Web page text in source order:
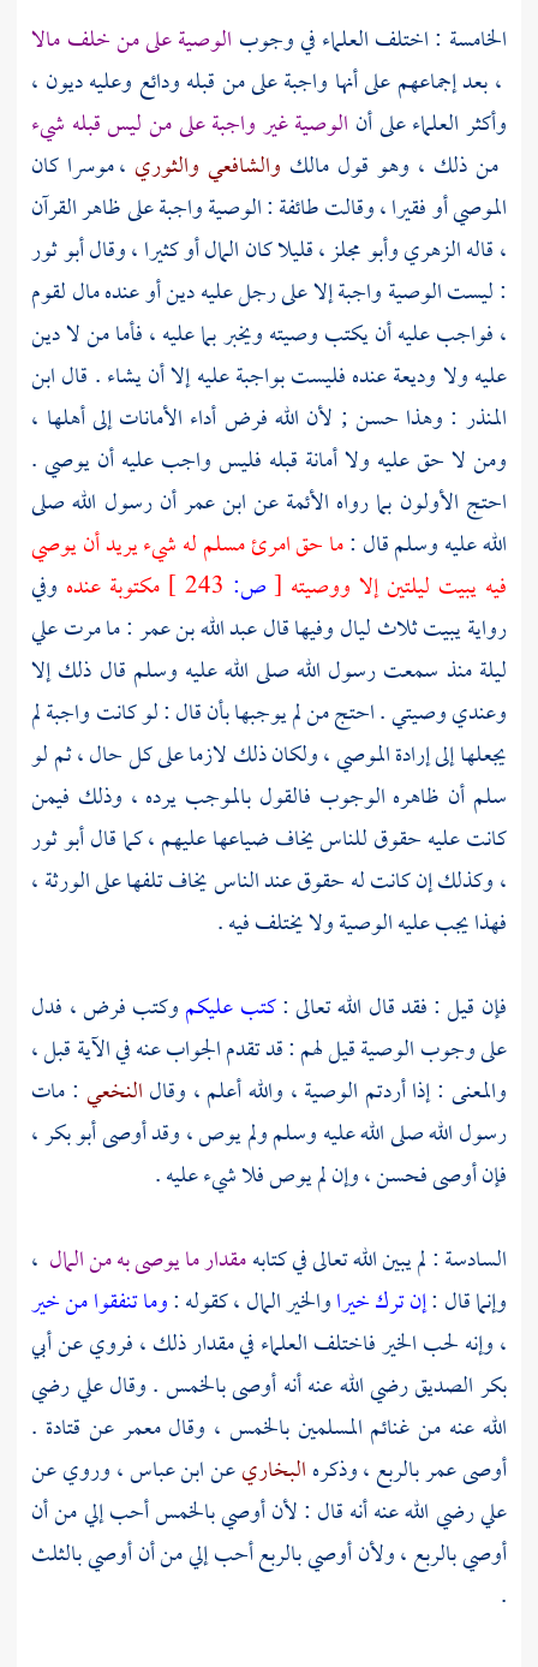
الخامسة : اختلف العلماء في وجوب الوصية على من خلف مالا
، بعد إجماعهم على أنها واجبة على من قبله ودائع وعليه ديون ،
وأكثر العلماء على أن الوصية غير واجبة على من ليس قبله شيء
من ذلك ، وهو قول مالك والشافعي والثوري ، موسرا كان
الموصي أو فقيرا ، وقالت طائفة : الوصية واجبة على ظاهر القرآن
، قالهالزهريوأبو مجلز، قليلا كان المال أو كثيرا ، وقالأبو ثور
: ليست الوصية واجبة إلا على رجل عليه دين أو عنده مال لقوم
، فواجب عليه أن يكتب وصيته ويخبر بما عليه ، فأما من لا دين
عليه ولا وديعة عنده فليست بواجبة عليه إلا أن يشاء . قالابن
المنذر : وهذا حسن ; لأن الله فرض أداء الأمانات إلى أهلها ،
ومن لا حق عليه ولا أمانة قبله فليس واجب عليه أن يوصي .
احتج الأولون بما رواه الأئمة عنابن عمرأن رسول الله صلى
الله عليه وسلم قال :ما حق امرئ مسلم له شيء يريد أن يوصي
فيه يبيت ليلتين إلا ووصيته [ص: مكتوبة عنده وفي
رواية يبيت ثلاث ليال وفيها قالعبد الله بن عمر: ما مرت علي
ليلة منذ سمعت رسول الله صلى الله عليه وسلم قال ذلك إلا
وعندي وصيتي . احتج من لم يوجبها بأن قال : لو كانت واجبة لم
يجعلها إلى إرادة الموصي ، ولكان ذلك لازما على كل حال ، ثم لو
سلم أن ظاهره الوجوب فالقول بالموجب يرده ، وذلك فيمن
كانت عليه حقوق للناس يخاف ضياعها عليهم ، كما قالأبو ثور
، وكذلك إن كانت له حقوق عند الناس يخاف تلفها على الورثة ،
فهذا يجب عليه الوصية ولا يختلف فيه .
فإن قيل : فقد قال الله تعالى :كتب عليكموكتب فرض ، فدل
على وجوب الوصية قيل لهم : قد تقدم الجواب عنه في الآية قبل ،
والمعنى : إذا أردتم الوصية ، والله أعلم ، وقالالنخعي : مات
رسول الله صلى الله عليه وسلم ولم يوص ، وقد أوصىأبو بكر،
فإن أوصى فحسن ، وإن لم يوص فلا شيء عليه .
السادسة : لم يبين الله تعالى في كتابهمقدار ما يوصى به من المال ،
وإنما قال :إن ترك خيراوالخير المال ، كقوله :وما تنفقوا من خير
، وإنه لحب الخير فاختلف العلماء في مقدار ذلك ، فروي عنأبي
بكر الصديقرضي الله عنه أنه أوصى بالخمس . وقالعليرضي
الله عنه من غنائم المسلمين بالخمس ، وقالمعمرعن قتادة .
أوصىعمربالربع ، وذكرهالبخاريعنابن عباس، وروي عن
عليرضي الله عنه أنه قال : لأن أوصي بالخمس أحب إلي من أن
أوصي بالربع ، ولأن أوصي بالربع أحب إلي من أن أوصي بالثلث
.